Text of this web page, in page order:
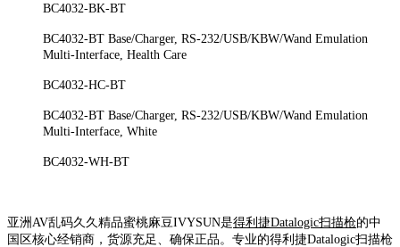
BC4032-BK-BT
BC4032-BT Base/Charger, RS-232/USB/KBW/Wand Emulation
Multi-Interface, Health Care
BC4032-HC-BT
BC4032-BT Base/Charger, RS-232/USB/KBW/Wand Emulation
Multi-Interface, White
BC4032-WH-BT
亚洲AV乱码久久精品蜜桃麻豆IVYSUN是得利捷Datalogic扫描枪的中
国区核心经销商，货源充足、确保正品。专业的得利捷Datalogic扫描枪